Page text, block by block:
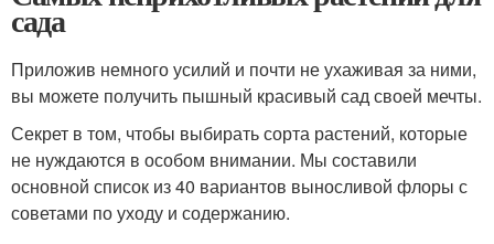
сада
Приложив немного усилий и почти не ухаживая за ними,
вы можете получить пышный красивый сад своей мечты.
Секрет в том, чтобы выбирать сорта растений, которые
не нуждаются в особом внимании. Мы составили
основной список из 40 вариантов выносливой флоры с
советами по уходу и содержанию.